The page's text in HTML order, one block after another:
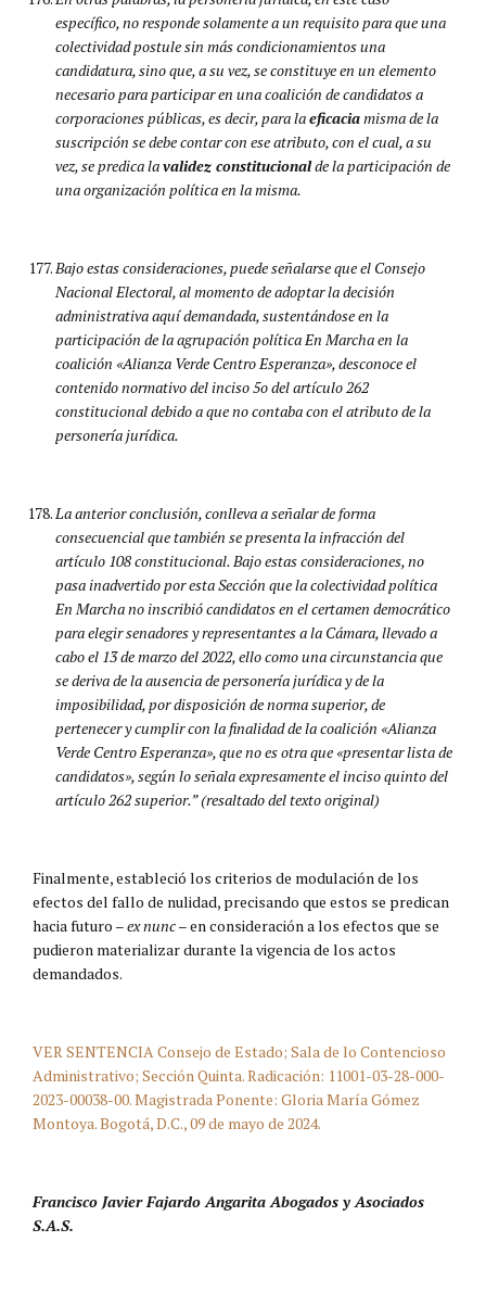
específico, no responde solamente a un requisito para que una
colectividad postule sin más condicionamientos una
candidatura, sino que, a su vez, se constituye en un elemento
necesario para participar en una coalición de candidatos a
corporaciones públicas, es decir, para laeficacia misma de la
suscripción se debe contar con ese atributo, con el cual, a su
vez, se predica lavalidez constitucionalde la participación de
una organización política en la misma.
Bajo estas consideraciones, puede señalarse que el Consejo
Nacional Electoral, al momento de adoptar la decisión
administrativa aquí demandada, sustentándose en la
participación de la agrupación política En Marcha en la
coalición «Alianza Verde Centro Esperanza», desconoce el
contenido normativo del inciso 5o del artículo 262
constitucional debido a que no contaba con el atributo de la
personería jurídica.
La anterior conclusión, conlleva a señalar de forma
consecuencial que también se presenta la infracción del
artículo 108 constitucional. Bajo estas consideraciones, no
pasa inadvertido por esta Sección que la colectividad política
En Marcha no inscribió candidatos en el certamen democrático
para elegir senadores y representantes a la Cámara, llevado a
cabo el 13 de marzo del 2022, ello como una circunstancia que
se deriva de la ausencia de personería jurídica y de la
imposibilidad, por disposición de norma superior, de
pertenecer y cumplir con la finalidad de la coalición «Alianza
Verde Centro Esperanza», que no es otra que «presentar lista de
candidatos», según lo señala expresamente el inciso quinto del
artículo 262 superior.” (resaltado del texto original)
Finalmente, estableció los criterios de modulación de los
efectos del fallo de nulidad, precisando que estos se predican
hacia futuro –ex nunc –en consideración a los efectos que se
pudieron materializar durante la vigencia de los actos
demandados.
VER SENTENCIA Consejo de Estado; Sala de lo Contencioso
Administrativo; Sección Quinta. Radicación: 11001-03-28-000-
2023-00038-00. Magistrada Ponente: Gloria María Gómez
Montoya. Bogotá, D.C., 09 de mayo de 2024.
Francisco Javier Fajardo Angarita Abogados y Asociados
S.A.S.